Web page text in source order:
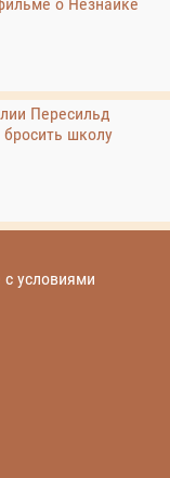
Пересильд
школу
с условиями